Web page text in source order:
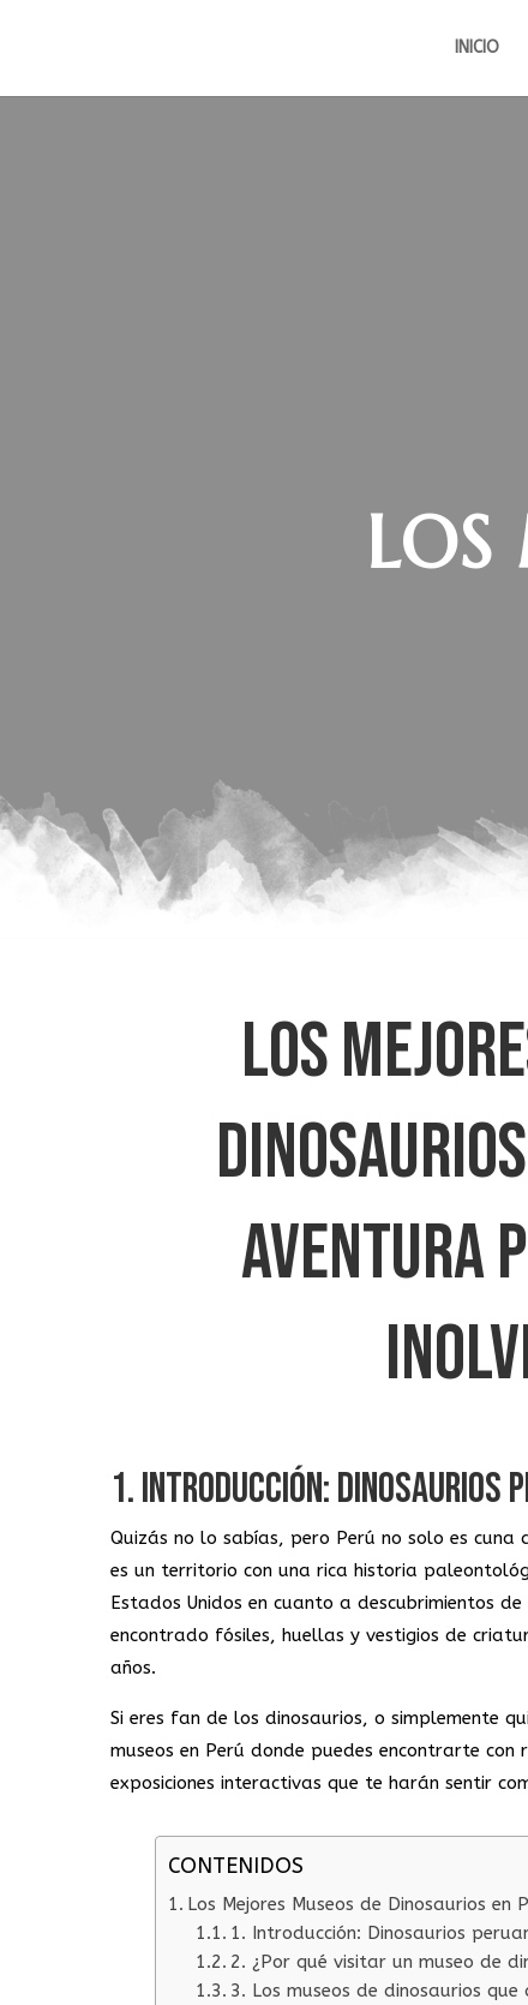
INICIO
LOS
LOS
AVENTURA
1. INTRODUCCIÓN: DINOSAURIOS
Quizás no lo sabías, pero Perú no solo es cuna
es un territorio con una rica historia
Estados Unidos en cuanto a descubrimientos
encontrado fósiles, huellas y vestigios de
años.
Si eres fan de los dinosaurios, o simplemente
museos en Perú donde puedes encontrarte
exposiciones interactivas que te harán sentir
CONTENIDOS
Los Mejores Museos de Dinosaurios
1. Introducción: Dinosaurios
2. ¿Por qué visitar un museo de
3. Los museos de dinosaurios que